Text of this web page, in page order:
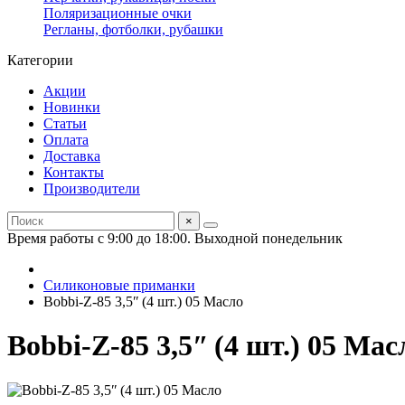
Поляризационные очки
Регланы, фотболки, рубашки
Категории
Акции
Новинки
Статьи
Оплата
Доставка
Контакты
Производители
×
Время работы с 9:00 до 18:00. Выходной понедельник
Силиконовые приманки
Bobbi-Z-85 3,5ʺ (4 шт.) 05 Масло
Bobbi-Z-85 3,5ʺ (4 шт.) 05